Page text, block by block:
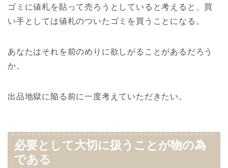
ゴミに値札を貼って売ろうとしていると考えると、買
い手としては値札のついたゴミを買うことになる。
あなたはそれを前のめりに欲しがることがあるだろう
か。
出品地獄に陥る前に一度考えていただきたい。
必要として大切に扱うことが物の為
である